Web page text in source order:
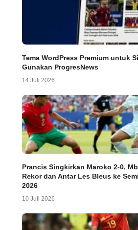
Tema WordPress Premium untuk
Gunakan ProgresNews
14 Juli 2026
Prancis Singkirkan Maroko 2-0,
Rekor dan Antar Les Bleus ke
2026
10 Juli 2026